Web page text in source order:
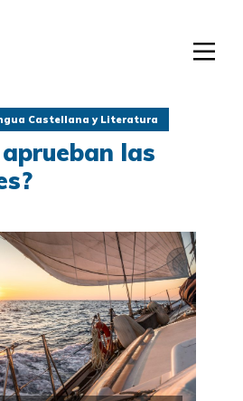
Castellana y Literatura
aprueban las